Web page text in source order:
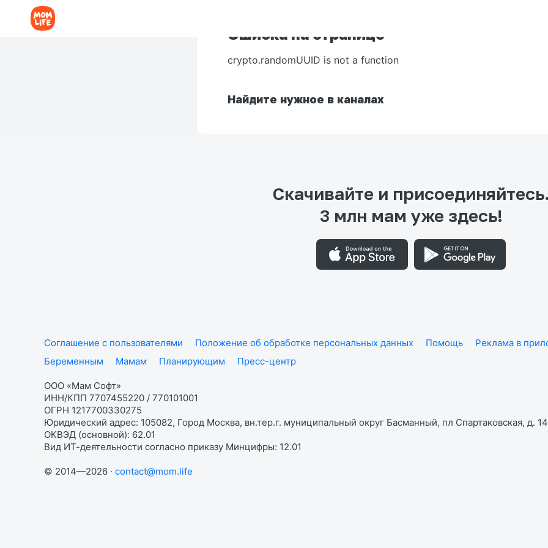
Ошибка на странице
crypto.randomUUID is not a function
Найдите нужное в каналах
Скачивайте и присоединяйтесь.
3 млн мам уже здесь!
Соглашение с пользователями Положение об обработке персональных данных Помощь Реклама в
Беременным
Мамам Планирующим Пресс-центр
ООО «Мам Софт»
ИНН/КПП 7707455220 / 770101001
ОГРН 1217700330275
Юридический адрес: 105082, Город Москва, вн.тер.г. муниципальный округ Басманный, пл Спартаковская, д.
ОКВЭД (основной): 62.01
Вид ИТ-деятельности согласно приказу Минцифры: 12.01
© 2014—2026 · contact@mom.life